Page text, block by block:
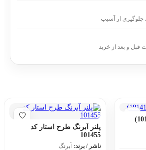
جلوگیری از آسیب
قبل و بعد از خرید
پلنر آبرنگ طرح استار کد
101455
ناشر / برند: آبرنگ